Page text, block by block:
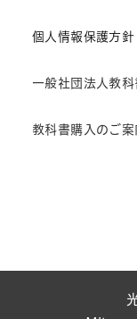
個人情報保護方針
一般社団法人教
教科書購入のご案